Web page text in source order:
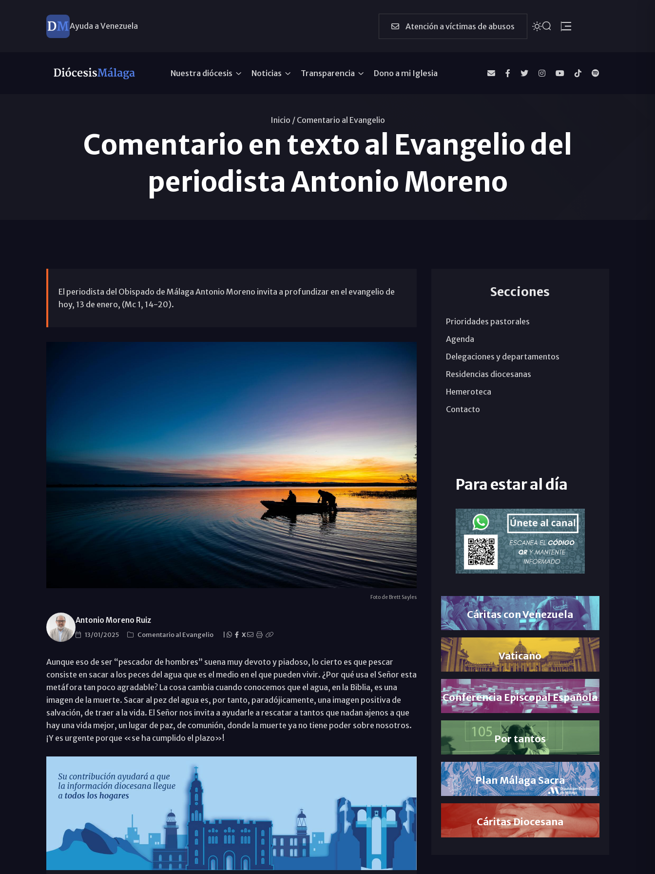
Ayuda a Venezuela Atención a víctimas de abusos
Nuestra diócesis Noticias Transparencia Dono a mi Iglesia
Inicio / Comentario al Evangelio
Comentario en texto al Evangelio del
periodista Antonio Moreno
El periodista del Obispado de Málaga Antonio Moreno invita a profundizar en el evangelio de
hoy, 13 de enero, (Mc 1, 14-20).
Foto de Brett Sayles
Antonio Moreno Ruiz
13/01/2025 Comentario al Evangelio X
Aunque eso de ser “pescador de hombres” suena muy devoto y piadoso, lo cierto es que pescar
consiste en sacar a los peces del agua que es el medio en el que pueden vivir. ¿Por qué usa el Señor esta
metáfora tan poco agradable? La cosa cambia cuando conocemos que el agua, en la Biblia, es una
imagen de la muerte. Sacar al pez del agua es, por tanto, paradójicamente, una imagen positiva de
salvación, de traer a la vida. El Señor nos invita a ayudarle a rescatar a tantos que nadan ajenos a que
hay una vida mejor, un lugar de paz, de comunión, donde la muerte ya no tiene poder sobre nosotros.
¡Y es urgente porque «se ha cumplido el plazo»!
Secciones
Prioridades pastorales
Agenda
Delegaciones y departamentos
Residencias diocesanas
Hemeroteca
Contacto
Para estar al día
Cáritas con Venezuela
Vaticano
Conferencia Episcopal Española
Por tantos
Plan Málaga Sacra
Cáritas Diocesana